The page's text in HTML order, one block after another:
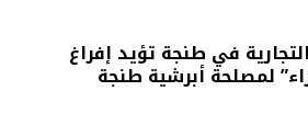
في طنجة تؤيد إفراغ
لمصلحة أبرشية طنجة